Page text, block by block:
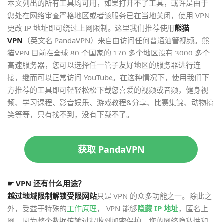
本文列出的所有工具均可用，如果打开不了工具，或许是由于
您处在网络审查严格地区或者该服务已在当地关闭，使用 VPN
更改 IP 地址即可绕过上网限制。这里我们推荐使用熊猫
VPN （英文名 PandaVPN）来自由访问任何普通油管视频。熊
猫VPN 目前在全球 80 个国家的 170 多个地区设有 3000 多个
高速服务器，您可以选择任一管子友好地区的服务器进行连
接，继而可以正常访问 YouTube。在这种情况下，使用我们下
方推荐的工具即可轻轻松松下载您喜爱的视频或音频，健身视
频、学习课程、影音娱乐、游戏教程&分享、比赛集锦、动物搞
笑等等，只有找不到，没有下载不了。
获取 PandaVPN
☛ VPN 还有什么用途？
越过地域限制解锁受限网站只是 VPN 的众多功能之一。除此之
外，受益于特殊的工作原理， VPN 能够隐藏 IP 地址，匿名上